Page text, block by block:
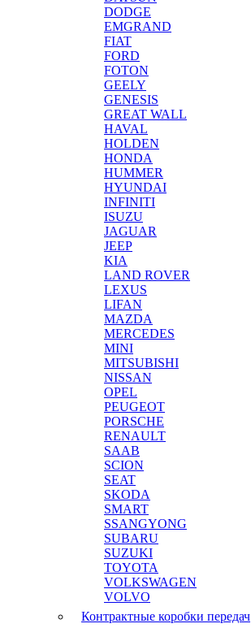
DODGE
EMGRAND
FIAT
FORD
FOTON
GEELY
GENESIS
GREAT WALL
HAVAL
HOLDEN
HONDA
HUMMER
HYUNDAI
INFINITI
ISUZU
JAGUAR
JEEP
KIA
LAND ROVER
LEXUS
LIFAN
MAZDA
MERCEDES
MINI
MITSUBISHI
NISSAN
OPEL
PEUGEOT
PORSCHE
RENAULT
SAAB
SCION
SEAT
SKODA
SMART
SSANGYONG
SUBARU
SUZUKI
TOYOTA
VOLKSWAGEN
VOLVO
Контрактные коробки передач